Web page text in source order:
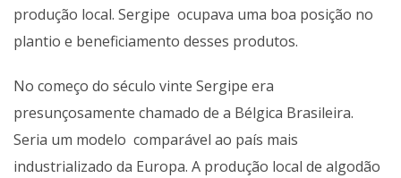
produção local. Sergipe ocupava uma boa posição no
plantio e beneficiamento desses produtos.
No começo do século vinte Sergipe era
presunçosamente chamado de a Bélgica Brasileira.
Seria um modelo comparável ao país mais
industrializado da Europa. A produção local de algodão